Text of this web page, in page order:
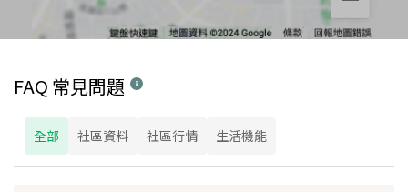
FAQ 常見問題
全部 社區資料 社區行情 生活機能